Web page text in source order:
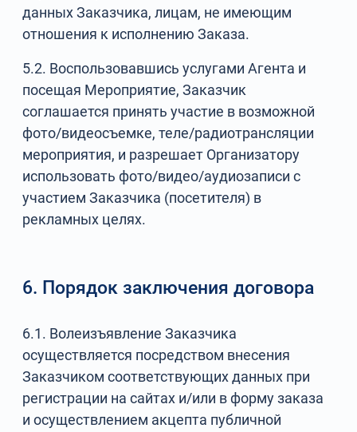
данных Заказчика, лицам, не имеющим
отношения к исполнению Заказа.
5.2. Воспользовавшись услугами Агента и
посещая Мероприятие, Заказчик
соглашается принять участие в возможной
фото/видеосъемке, теле/радиотрансляции
мероприятия, и разрешает Организатору
использовать фото/видео/аудиозаписи с
участием Заказчика (посетителя) в
рекламных целях.
6. Порядок заключения договора
6.1. Волеизъявление Заказчика
осуществляется посредством внесения
Заказчиком соответствующих данных при
регистрации на сайтах и/или в форму заказа
и осуществлением акцепта публичной